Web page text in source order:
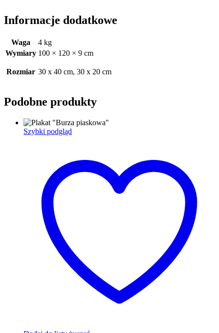
Informacje dodatkowe
Waga
4 kg
Wymiary 100 × 120 × 9 cm
Rozmiar 30 x 40 cm, 30 x 20 cm
Podobne produkty
Szybki podgląd